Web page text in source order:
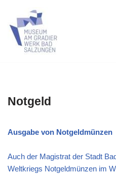
Zum
Inhalt
springen
Notgeld
Ausgabe von Notgeldmünzen
Auch der Magistrat der Stadt
Weltkriegs Notgeldmünzen im